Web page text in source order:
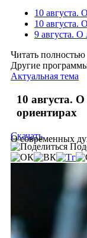
10 августа.
10 августа.
9 августа.
Читать полностью
Другие
Актуальная тема
10 августа.
ориентирах
О современных
Скачать